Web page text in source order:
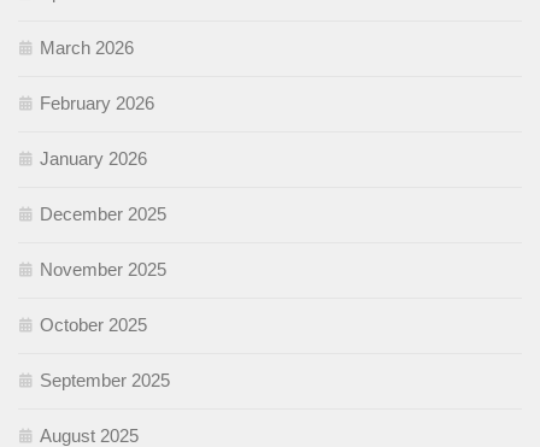
March 2026
February 2026
January 2026
December 2025
November 2025
October 2025
September 2025
August 2025